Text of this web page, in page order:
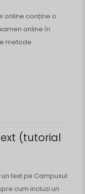
online conține o
online în
metode.
(tutorial
text pe Campusul
cum incluzi un